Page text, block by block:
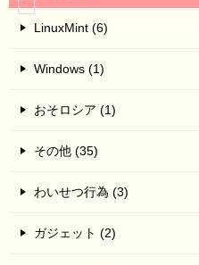
LinuxMint (6)
Windows (1)
おそロシア (1)
その他 (35)
わいせつ行為 (3)
ガジェット (2)